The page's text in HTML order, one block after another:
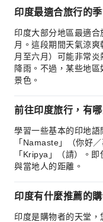
印度最適合旅行的
印度大部分地區最適
月。這段期間天氣涼
月至六月）可能非常
降雨。不過，某些地
景色。
前往印度旅行，有
學習一些基本的印地語
「Namaste」（你好
「Kripya」（請）。
與當地人的距離。
印度有什麼推薦的
印度是購物者的天堂